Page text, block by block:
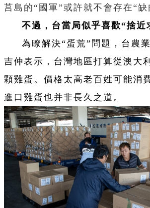
莒島的“國軍”或許就不會存在“缺
不過，台當局似乎喜歡“捨近
為瞭解決“蛋荒”問題，台農
吉仲表示，台灣地區打算從澳大
顆雞蛋。價格太高老百姓可能消
進口雞蛋也并非長久之道。